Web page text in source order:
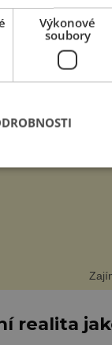
kterému je
33. ročník
600 let od úmrtí
z Tr...
realita
Výkonové
soubory